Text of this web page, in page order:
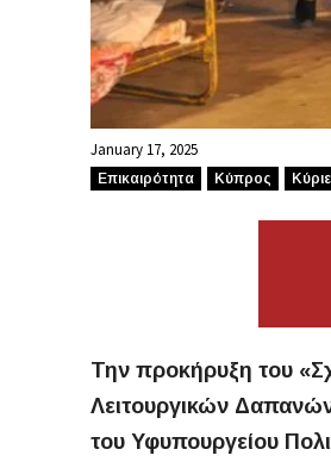
January 17, 2025
Επικαιρότητα Κύπρος
Την προκήρυξη του
Λειτουργικών
του Υφυπουργείου